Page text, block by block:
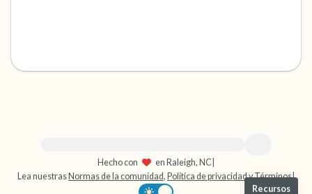
Hecho con
en Raleigh, NC
Lea nuestras Normas de la comunidad, Política de privacidadyTérminos|
Recursos